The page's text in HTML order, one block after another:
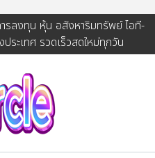
รลงทุน หุ้น อสังหาริมทรัพย์ ไอที-
ระเทศ รวดเร็วสดใหม่ทุกวัน